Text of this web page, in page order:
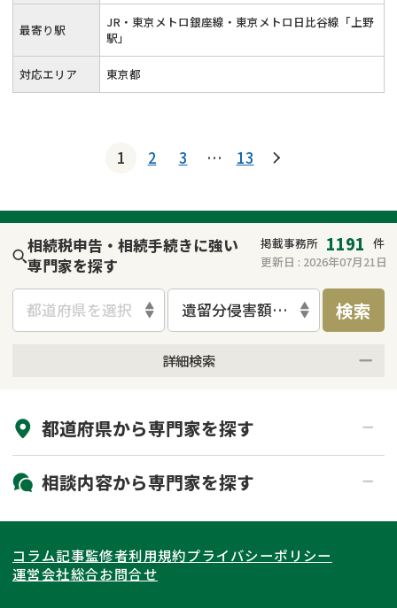
最寄り駅
JR・東京メトロ銀座線・東京メトロ日比谷線「上野
駅」
対応エリア 東京都
1 2 3 … 13
相続税申告・相続手続きに強い
専門家を探す
掲載事務所 1191 件
更新日 : 2026年07月21日
都道府県を選択 遺留分侵害額請求 検索
詳細検索
初回相談無料
土日祝の相談可能
都道府県から専門家を探す
北海道・東北
北海道 青森県
岩手県 宮城県
関東
東京都 神奈川県
東海
相談内容から専門家を探す
相続登記
遺産分割
コラム記事監修者利用規約プライバシーポリシー
運営会社総合お問合せ